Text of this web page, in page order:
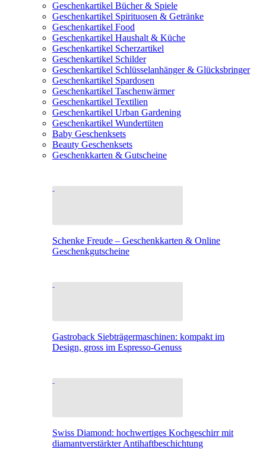
Geschenkartikel Bücher & Spiele
Geschenkartikel Spirituosen & Getränke
Geschenkartikel Food
Geschenkartikel Haushalt & Küche
Geschenkartikel Scherzartikel
Geschenkartikel Schilder
Geschenkartikel Schlüsselanhänger & Glücksbringer
Geschenkartikel Spardosen
Geschenkartikel Taschenwärmer
Geschenkartikel Textilien
Geschenkartikel Urban Gardening
Geschenkartikel Wundertüten
Baby Geschenksets
Beauty Geschenksets
Geschenkkarten & Gutscheine
Schenke Freude – Geschenkkarten & Online
Geschenkgutscheine
Gastroback Siebträgermaschinen: kompakt im
Design, gross im Espresso-Genuss
Swiss Diamond: hochwertiges Kochgeschirr mit
diamantverstärkter Antihaftbeschichtung